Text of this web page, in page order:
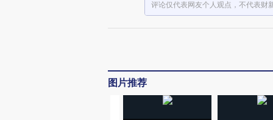
评论仅代表网友个人观点，不代表财
图片推荐